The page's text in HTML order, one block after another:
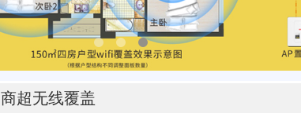
商超无线覆盖